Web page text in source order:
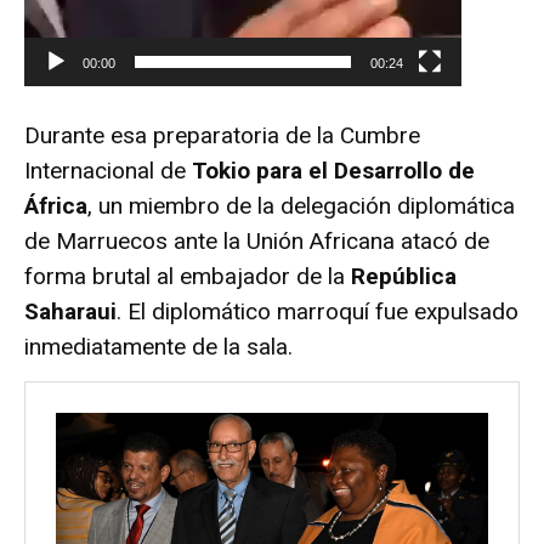
00:00 00:24
Durante esa preparatoria de la Cumbre
Internacional de Tokio para el Desarrollo de
África, un miembro de la delegación diplomática
de Marruecos ante la Unión Africana atacó de
forma brutal al embajador de la República
Saharaui. El diplomático marroquí fue expulsado
inmediatamente de la sala.